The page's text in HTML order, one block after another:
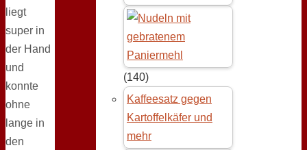
liegt
super in
der Hand
und
konnte
ohne
lange in
den
(140)
Kaffeesatz gegen
Kartoffelkäfer und
mehr